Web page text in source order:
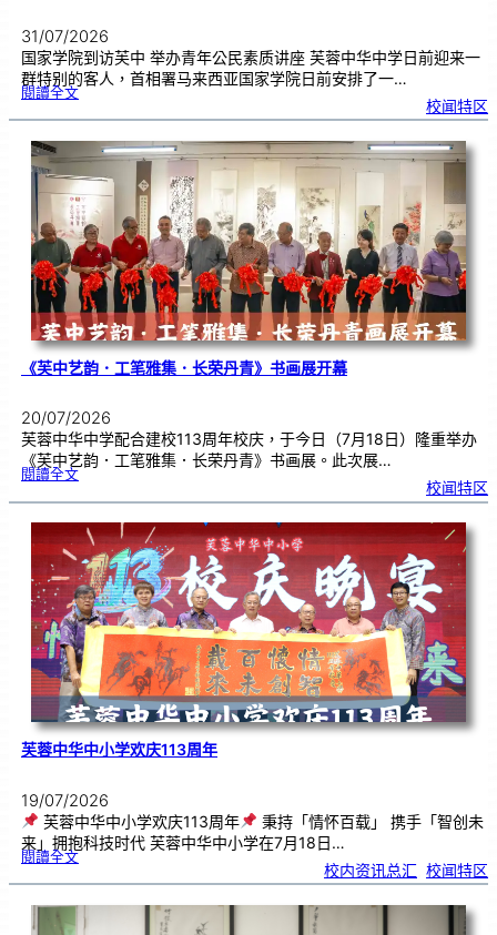
31/07/2026
国家学院到访芙中 举办青年公民素质讲座 芙蓉中华中学日前迎来一
群特别的客人，首相署马来西亚国家学院日前安排了一…
閱讀全文:努
国
学
院
到
访
中
分
享
青
年
领
袖
素
质
讲
座
校闻特区
《芙中艺韵．工笔雅集．长荣丹青》书画展开幕
20/07/2026
芙蓉中华中学配合建校113周年校庆，于今日（7月18日）隆重举办
《芙中艺韵．工笔雅集．长荣丹青》书画展。此次展…
閱讀全文:《
艺
．
工
笔
雅
集
．
长
荣
丹
青
》
书
画
展
开
幕
校闻特区
芙蓉中华中小学欢庆113周年
19/07/2026
芙蓉中华中小学欢庆113周年
秉持「情怀百载」 携手「智创未
来」拥抱科技时代 芙蓉中华中小学在7月18日…
閱讀全文:芙
华
小
学
欢庆
校内资讯总汇 校闻特区